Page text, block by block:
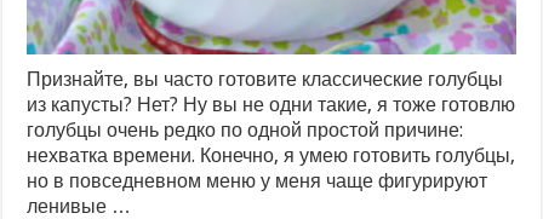
Признайте, вы часто готовите классические голубцы
из капусты? Нет? Ну вы не одни такие, я тоже готовлю
голубцы очень редко по одной простой причине:
нехватка времени. Конечно, я умею готовить голубцы,
но в повседневном меню у меня чаще фигурируют
ленивые …